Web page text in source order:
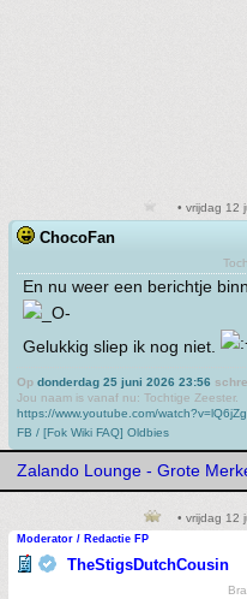
• vrijdag 12
ChocoFan
En nu weer een berichtje
Gelukkig sliep ik nog niet.
Op donderdag 25 juni 2026 23:56
Jou naam is vanaf nu: Tochtige Zeester.
https://www.youtube.com/
FB / [Fok Wiki FAQ] Oldbies
Zalando Lounge - Grote
• vrijdag 12
Moderator / Redactie FP
TheStigsDutchCousin